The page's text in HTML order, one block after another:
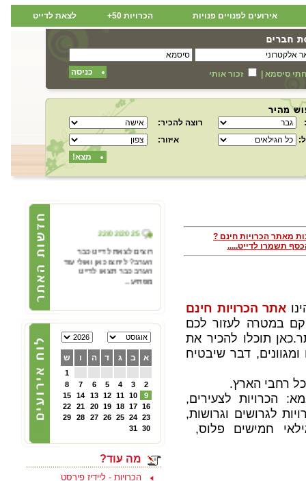
אירועים לפנויים פנויות הכרויות 50+ לצאת לדייט
סיסמא זכור אותי כניסה
רוצה להכיר:
איזור:
מצא!
מאתר הכרויות חינם ?
תשמרו לדייט.....
אתר הכרויות חינם
במטרה לעזור לכם
.כאן תוכלו להכיר את
דבר שיבטיח
הכרויות לצעירים,
לגרושים וגרושות,
חמישים פלוס,
22/02/2025
רוצים לצאת לדייט כבר
הערב? ליחצו כאן ואולי עוד
הערב כבר תצאו לדייט
מפתיע...
22/02/2025
הכרויות לפרק ב' - קבוצת
פייסבוק תוססת ופעילה
לגרושים וגרושות שמחפשים
הכרות לפרק ב - להצטרפות
ליחצו כאן
05/10/2024
צוות האתר מאחל לכם
ולמשפחתכם, שתהיה שנה
בשורות טובות, שקט ושלווה
ושכל החטופים יחזרו
במהרה לביתם
א ב ג ד ה ו ש
1
2
3
4
5
6
7
8
9
10
11
12
13
14
15
16
17
18
19
20
21
22
23
24
25
26
27
28
29
30
31
מה עוד?
הכרויות - ליידיז פירסט